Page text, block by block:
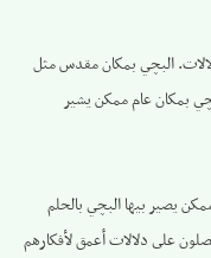
البچي بمكان مقدس مثل
بمكان عام ممكن يشير
يصير بيها البچي بالحلم
على دلالات أعمق لأفكارهم